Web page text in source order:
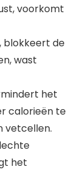
voorkomt
blokkeert de
wast
het
calorieën te
vetcellen.
het